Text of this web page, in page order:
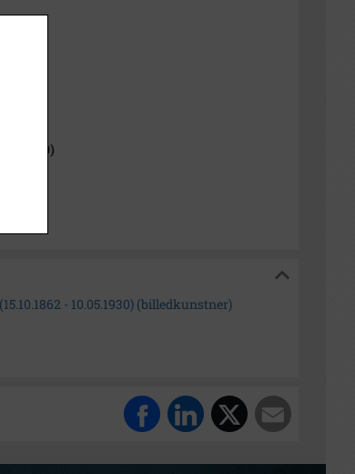
2050)
- 10.05.1930) (billedkunstner)